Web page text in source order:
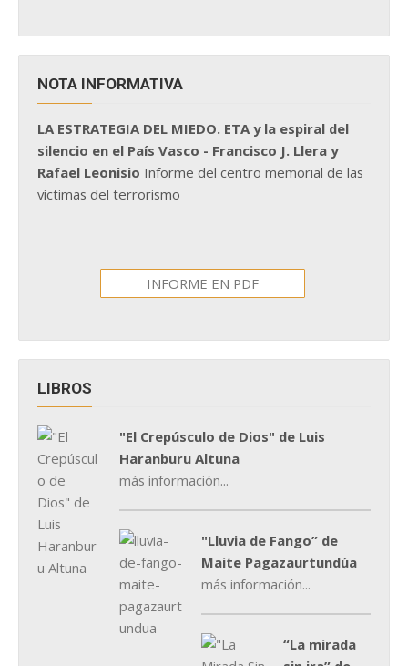
NOTA INFORMATIVA
LA ESTRATEGIA DEL MIEDO. ETA y la espiral del
silencio en el País Vasco - Francisco J. Llera y
Rafael Leonisio Informe del centro memorial de las
víctimas del terrorismo
INFORME EN PDF
LIBROS
"El Crepúsculo de Dios" de Luis
Haranburu Altuna
más información...
"Lluvia de Fango” de
Maite Pagazaurtundúa
más información...
“La mirada